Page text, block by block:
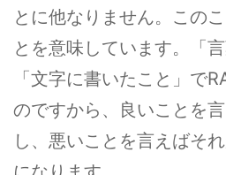
とに他なりません。この
とを意味しています。「
「文字に書いたこと」で
のですから、良いことを
し、悪いことを言えばそ